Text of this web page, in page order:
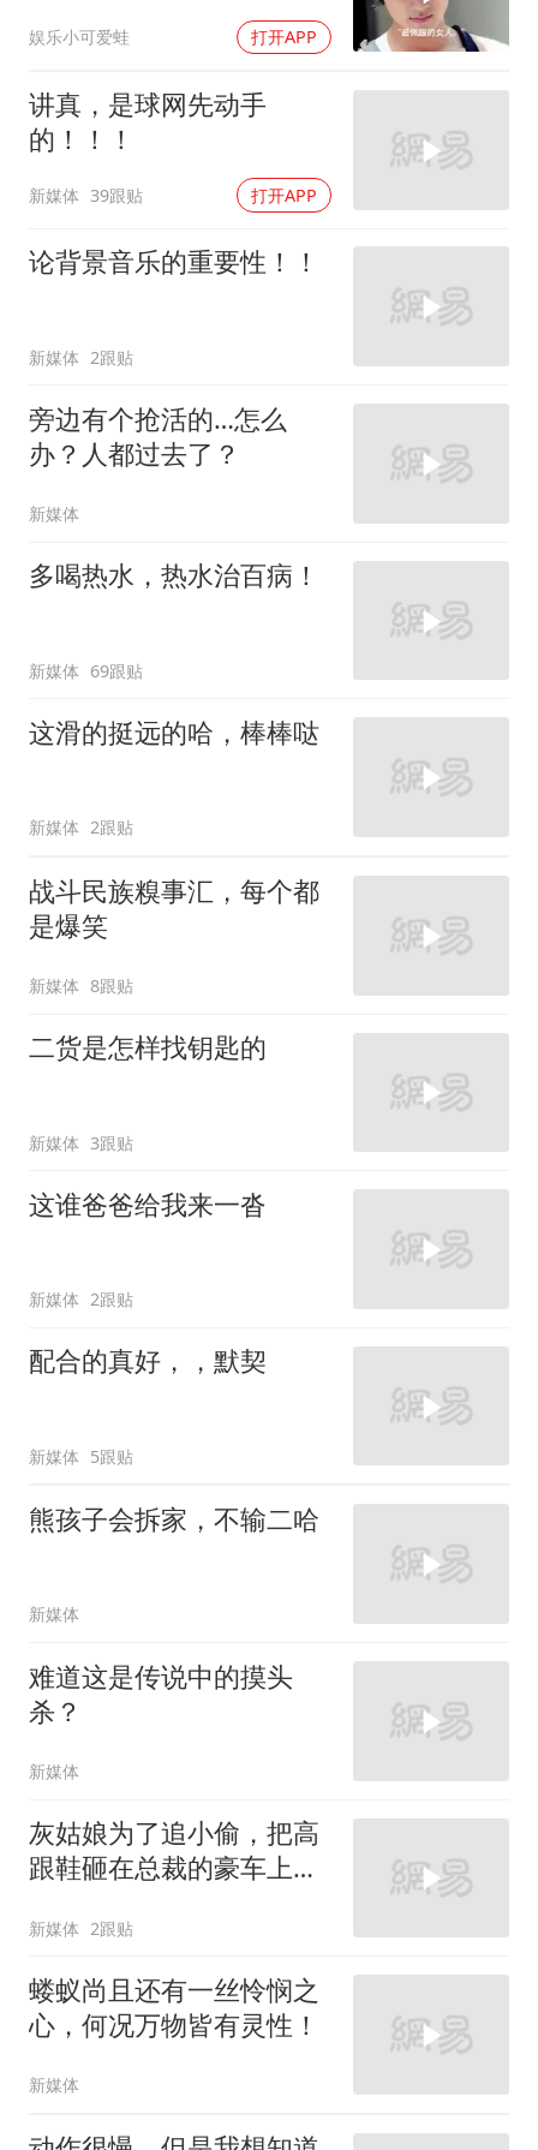
娱乐小可爱蛙 打开APP
讲真，是球网先动手
的！！！
新媒体 39跟贴 打开APP
论背景音乐的重要性！！
新媒体 2跟贴
旁边有个抢活的…怎么
办？人都过去了？
新媒体
多喝热水，热水治百病！
新媒体 69跟贴
这滑的挺远的哈，棒棒哒
新媒体 2跟贴
战斗民族糗事汇，每个都
是爆笑
新媒体 8跟贴
二货是怎样找钥匙的
新媒体 3跟贴
这谁爸爸给我来一沓
新媒体 2跟贴
配合的真好，，默契
新媒体 5跟贴
熊孩子会拆家，不输二哈
新媒体
难道这是传说中的摸头
杀？
新媒体
灰姑娘为了追小偷，把高
跟鞋砸在总裁的豪车上，
新媒体 2跟贴
蝼蚁尚且还有一丝怜悯之
心，何况万物皆有灵性！
新媒体